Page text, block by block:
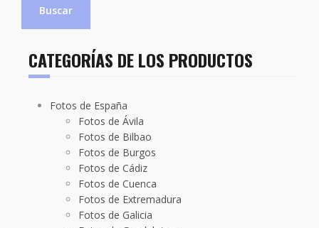
Buscar
CATEGORÍAS DE LOS PRODUCTOS
Fotos de España
Fotos de Ávila
Fotos de Bilbao
Fotos de Burgos
Fotos de Cádiz
Fotos de Cuenca
Fotos de Extremadura
Fotos de Galicia